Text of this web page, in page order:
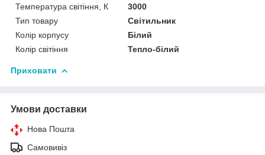
Температура світіння, К
3000
Тип товару
Світильник
Колір корпусу
Білий
Колір світіння
Тепло-білий
Приховати
Умови доставки
Нова Пошта
Самовивіз